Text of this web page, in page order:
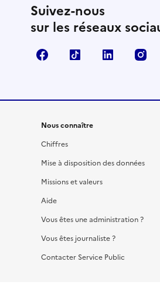
Suivez-nous
sur les réseaux
FacebookTikTok LinkedIn
Nous connaître
Chiffres
Mise à disposition des données
Missions et valeurs
Aide
Vous êtes une administration ?
Vous êtes journaliste ?
Contacter Service Public